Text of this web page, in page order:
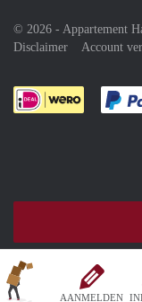
AANMELDEN
© 2026 - Appartement
Disclaimer
Account